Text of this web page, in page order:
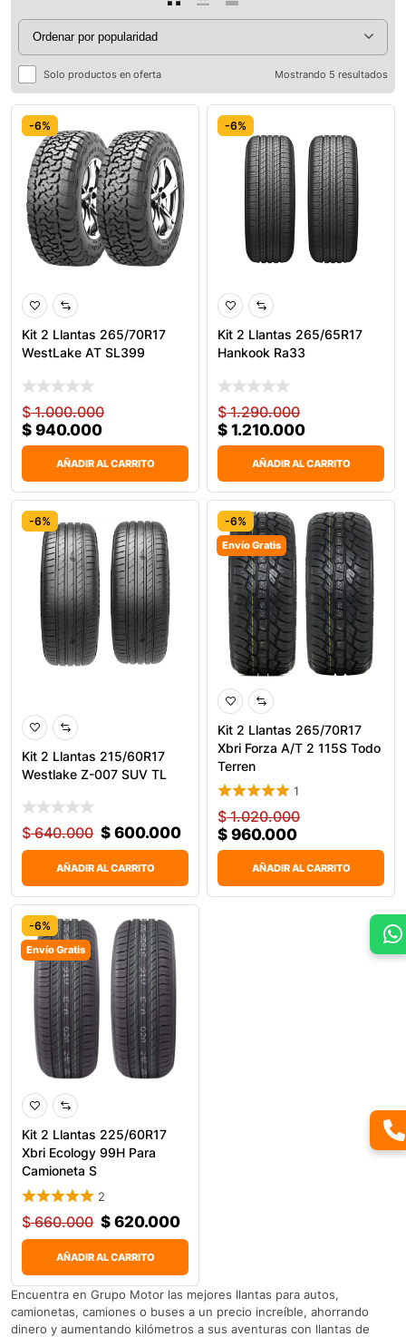
Solo productos en oferta Mostrando 5 resultados
-6%
Kit 2 Llantas 265/70R17
WestLake AT SL399
$1.000.000
$ 940.000
AÑADIR AL CARRITO
-6%
Kit 2 Llantas 265/65R17
Hankook Ra33
$1.290.000
$ 1.210.000
AÑADIR AL CARRITO
-6%
Kit 2 Llantas 215/60R17
Westlake Z-007 SUV TL
$640.000 $ 600.000
AÑADIR AL CARRITO
-6%
Envío Gratis
Kit 2 Llantas 265/70R17
Xbri Forza A/T 2 115S Todo
Terren
1
$1.020.000
$ 960.000
AÑADIR AL CARRITO
-6%
Envío Gratis
Kit 2 Llantas 225/60R17
Xbri Ecology 99H Para
Camioneta S
2
$660.000 $ 620.000
AÑADIR AL CARRITO
Encuentra en Grupo Motor las mejores llantas para autos,
camionetas, camiones o buses a un precio increíble, ahorrando
dinero y aumentando kilómetros a sus aventuras con llantas de